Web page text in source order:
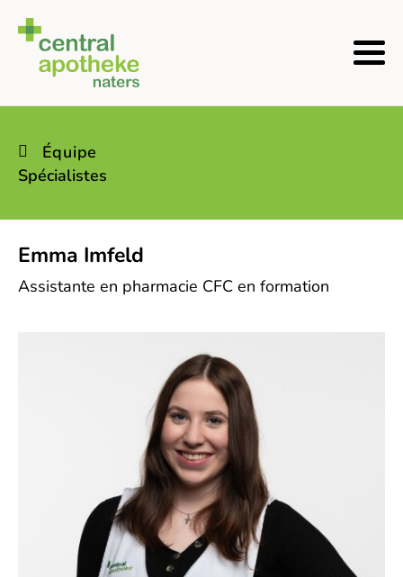
Équipe
Spécialistes
Emma Imfeld
Assistante en pharmacie CFC en formation